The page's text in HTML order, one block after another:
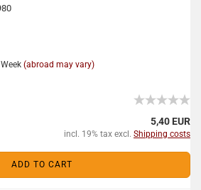
(abroad may vary)
5,40 EUR
incl. 19% tax excl. Shipping costs
ADD TO CART